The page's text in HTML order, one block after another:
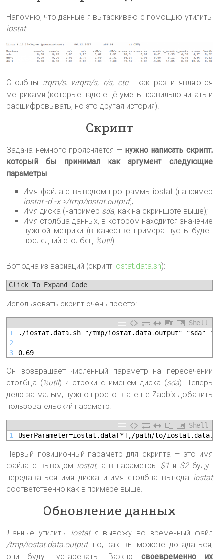
Напомню, что данные я вытаскиваю с помощью утилиты
iostat:
Столбцы rrqm/s, wrqm/s, r/s, etc… как раз и являются
метриками (которые надо ещё уметь правильно читать и
расшифровывать, но это другая история).
Скрипт
Задача немного проясняется — нужно написать скрипт,
который бы принимал как аргумент следующие
параметры:
Имя файла с выводом программы iostat (например
iostat -d -x >/tmp/iostat.output);
Имя диска (например sda, как на скриншоте выше);
Имя столбца данных, в котором находится значение
нужной метрики (в качестве примера пусть будет
последний столбец %util).
Вот одна из вариаций (скрипт iostat.data.sh):
Click To Expand Code
Использовать скрипт очень просто:
Shell
1
2
3
./iostat.data.sh "/tmp/iostat.data.output" "sda"
0.69
Он возвращает численный параметр на пересечении
столбца ( %util) и строки с именем диска (sda). Теперь
дело за малым, нужно просто в агенте Zabbix добавить
пользовательский параметр:
Shell
1
UserParameter=iostat.data[*],/path/to/
Первый позиционный параметр для скрипта — это имя
файла с выводом iostat, а в параметры $1 и $2будут
передаваться имя диска и имя столбца вывода iostat
соответственно как в примере выше.
Обновление данных
Данные утилиты iostatя вывожу во временный файл
/tmp/iostat.data.output, но, как вы можете догадаться,
они будут устаревать. Важно своевременно их